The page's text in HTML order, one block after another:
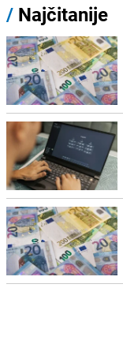
/ Najčitanije